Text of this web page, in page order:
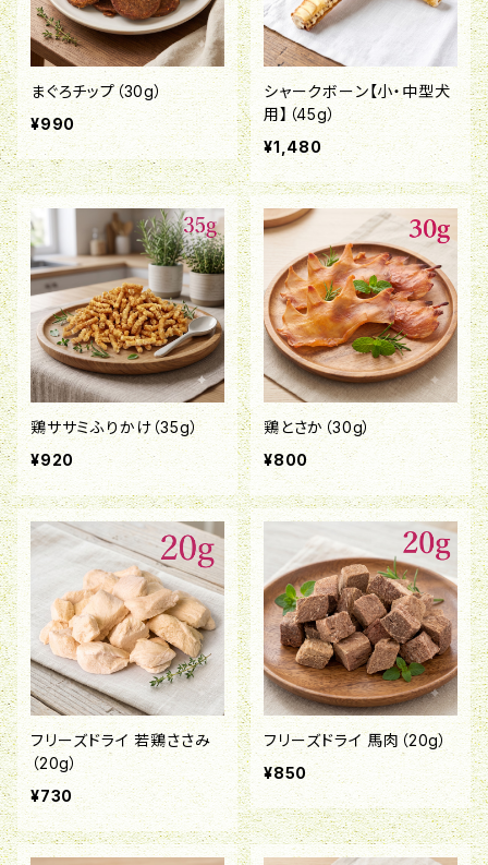
まぐろチップ（30g）
¥990
シャークボーン【小・中型犬
用】（45g）
¥1,480
鶏ササミふりかけ（35g）
¥920
鶏とさか（30g）
¥800
フリーズドライ 若鶏ささみ
（20g）
¥730
フリーズドライ 馬肉（20g）
¥850